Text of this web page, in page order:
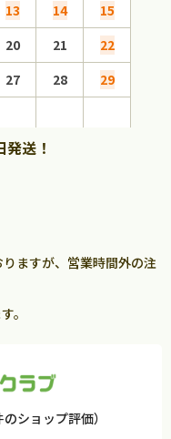
13 14
15
20 21
22
27 28
29
送！
ますが、営業時間外の注
。
のショップ評価）